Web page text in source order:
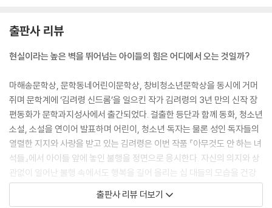
출판사 리뷰
현실이라는 높은 벽을 뛰어넘는 아이들의 힘은 어디에서 오는 것일까?
마해송문학상, 문학동네어린이문학상, 창비청소년문학상을 동시에 거머
쥐며 문학계에 ‘김려령 신드롬’을 일으킨 작가 김려령의 3년 만의 신작 장
편동화가 문학과지성사에서 출간되었다. 걸출한 등단과 함께 동화, 청소년
소설, 소설을 연이어 발표하며 어린이, 청소년 독자는 물론 성인 독자들의
열렬한 지지와 사랑을 받고 있는 김려령은 이번 작품 『아무것도 안 하는 녀
석들』에서 아이들 앞에 놓인 불행을 정면으로 응시한다. 자신의 의지와 상
관없이 일어난 불행 속에서도 행복을 길어 올리는 십 대들의 모습을 건강
하고 유쾌하게 그리며 어른들 때문에 아파하는 아이들에게 진심 어린 위로
출판사 리뷰 더보기